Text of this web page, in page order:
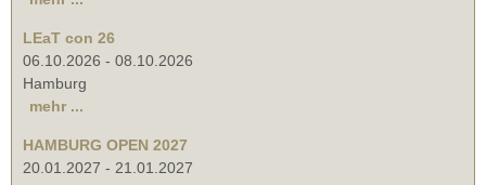
LEaT con 26
06.10.2026 - 08.10.2026
Hamburg
mehr ...
HAMBURG OPEN 2027
20.01.2027 - 21.01.2027